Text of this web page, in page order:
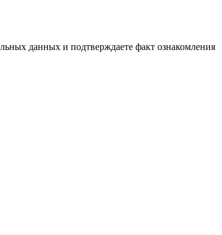
данных и подтверждаете факт ознакомления